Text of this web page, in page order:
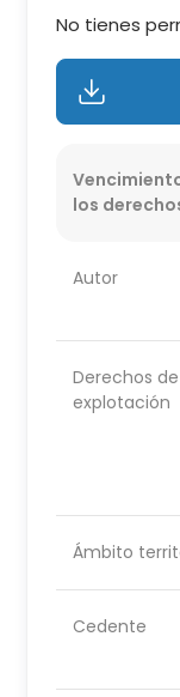
No tienes
los
Autor
Derechos de
explotación
Ámbito
Cedente